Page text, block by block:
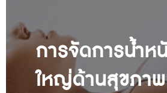
การจัดการน้ำ
ใหญ่ด้านสุขภาพ